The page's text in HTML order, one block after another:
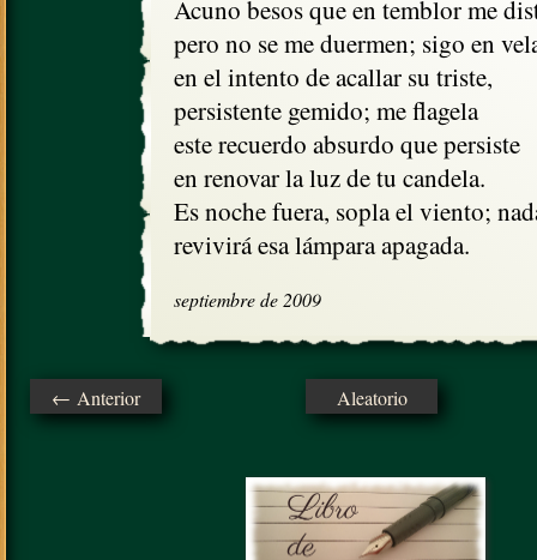
Acuno besos que en temblor me
pero no se me duermen; sigo en
en el intento de acallar su triste,
persistente gemido; me flagela
este recuerdo absurdo que persiste
en renovar la luz de tu candela.
Es noche fuera, sopla el viento;
revivirá esa lámpara apagada.
septiembre de 2009
← Anterior Aleatorio